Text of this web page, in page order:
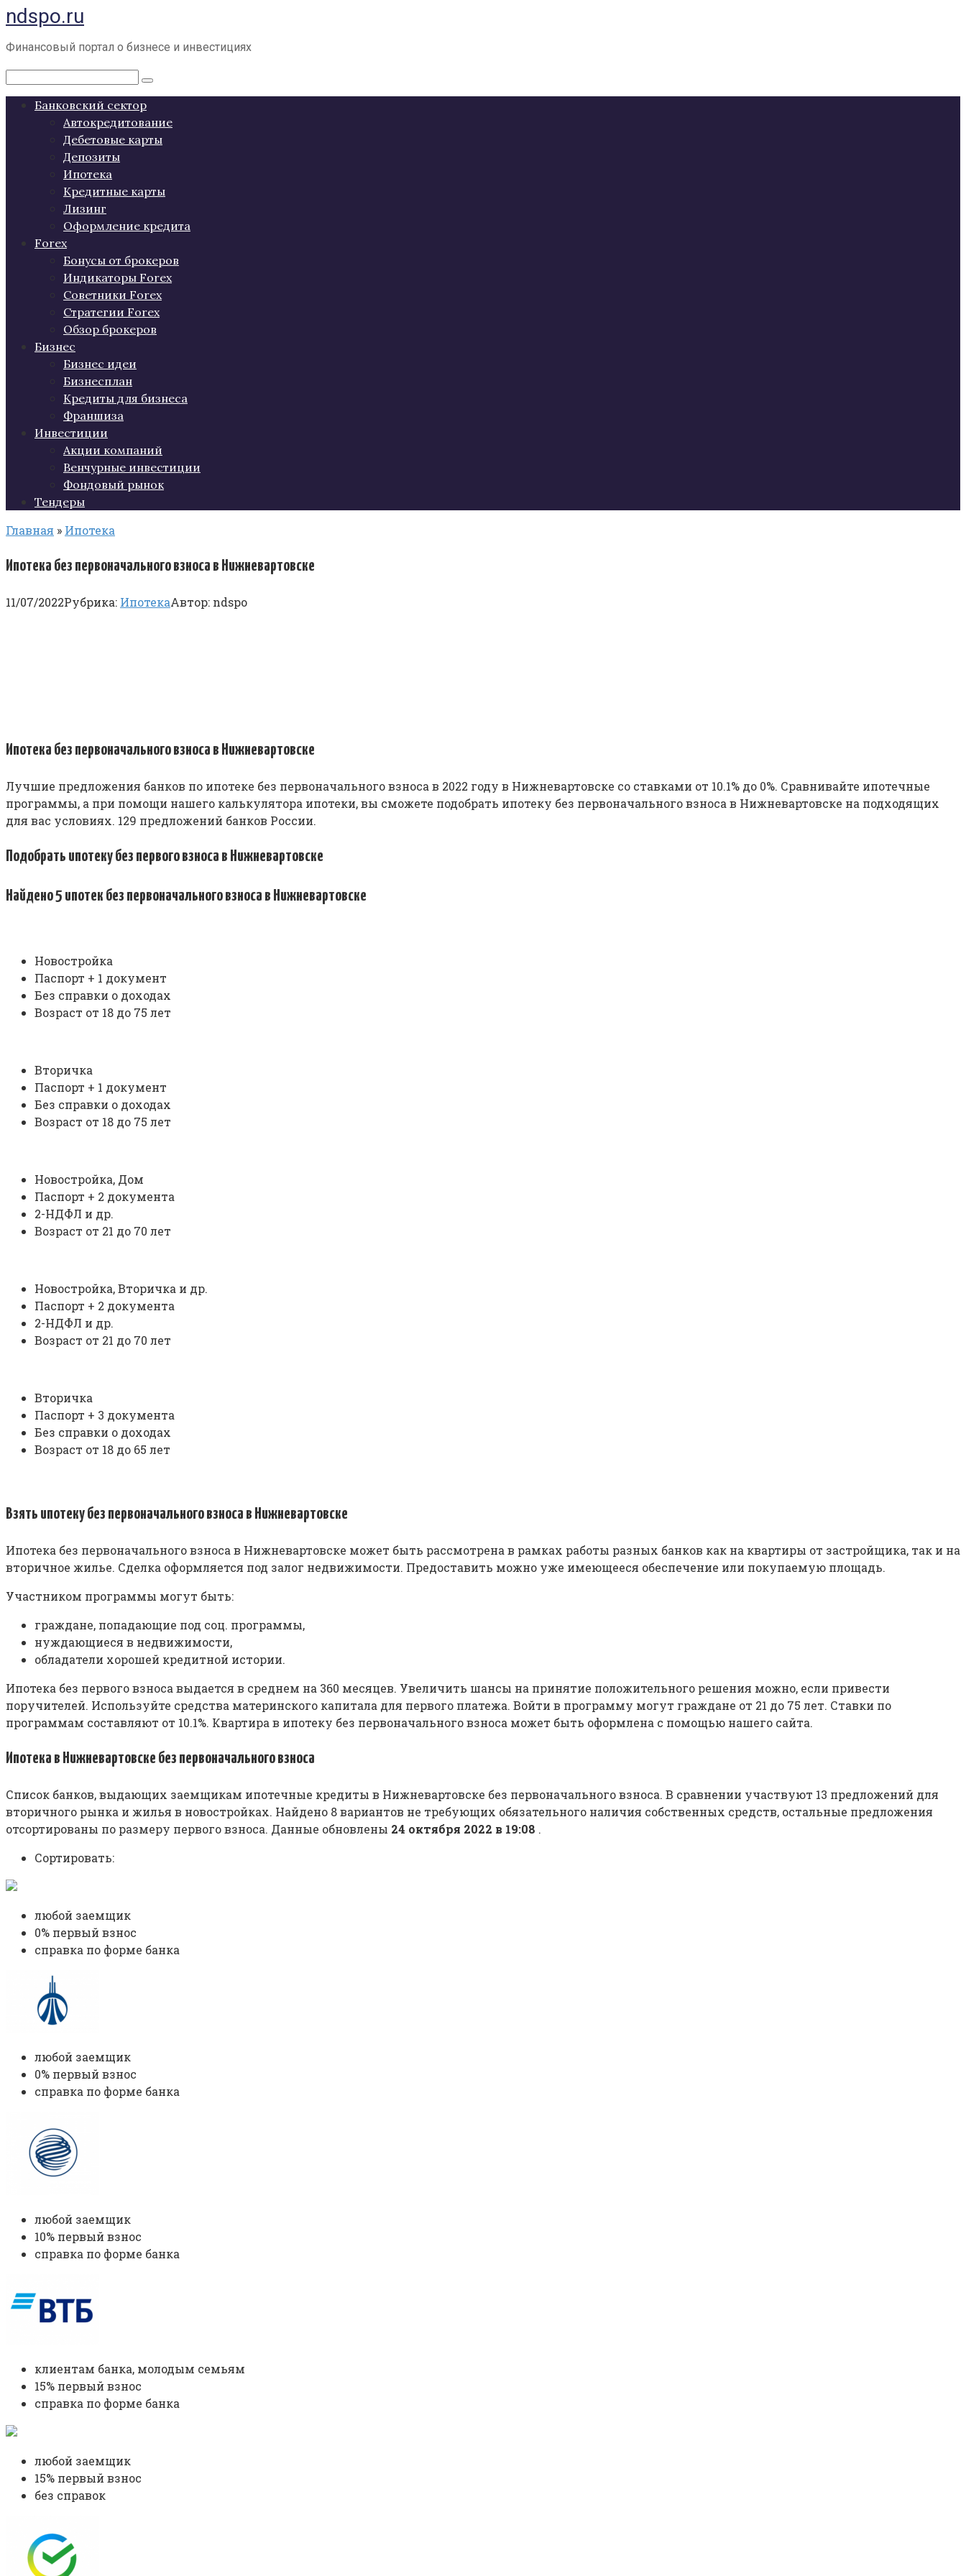
Перейти
к
контенту
ndspo.ru
Финансовый портал о бизнесе и инвестициях
Поиск:
Банковский сектор
Автокредитование
Дебетовые карты
Депозиты
Ипотека
Кредитные карты
Лизинг
Оформление кредита
Forex
Бонусы от брокеров
Индикаторы Forex
Советники Forex
Стратегии Forex
Обзор брокеров
Бизнес
Бизнес идеи
Бизнесплан
Кредиты для бизнеса
Франшиза
Инвестиции
Акции компаний
Венчурные инвестиции
Фондовый рынок
Тендеры
Главная » Ипотека
Ипотека без первоначального взноса в Нижневартовске
11/07/2022Рубрика: ИпотекаАвтор: ndspo
Ипотека без первоначального взноса в Нижневартовске
Лучшие предложения банков по ипотеке без первоначального взноса в 2022 году в Нижневартовске со ставками от 10.1% до 0%. Сравнивайте ипотечные
программы, а при помощи нашего калькулятора ипотеки, вы сможете подобрать ипотеку без первоначального взноса в Нижневартовске на подходящих
для вас условиях. 129 предложений банков России.
Подобрать ипотеку без первого взноса в Нижневартовске
Найдено 5 ипотек без первоначального взноса в Нижневартовске
Новостройка
Паспорт + 1 документ
Без справки о доходах
Возраст от 18 до 75 лет
Вторичка
Паспорт + 1 документ
Без справки о доходах
Возраст от 18 до 75 лет
Новостройка, Дом
Паспорт + 2 документа
2-НДФЛ и др.
Возраст от 21 до 70 лет
Новостройка, Вторичка и др.
Паспорт + 2 документа
2-НДФЛ и др.
Возраст от 21 до 70 лет
Вторичка
Паспорт + 3 документа
Без справки о доходах
Возраст от 18 до 65 лет
Взять ипотеку без первоначального взноса в Нижневартовске
Ипотека без первоначального взноса в Нижневартовске может быть рассмотрена в рамках работы разных банков как на квартиры от застройщика, так и на
вторичное жилье. Сделка оформляется под залог недвижимости. Предоставить можно уже имеющееся обеспечение или покупаемую площадь.
Участником программы могут быть:
граждане, попадающие под соц. программы,
нуждающиеся в недвижимости,
обладатели хорошей кредитной истории.
Ипотека без первого взноса выдается в среднем на 360 месяцев. Увеличить шансы на принятие положительного решения можно, если привести
поручителей. Используйте средства материнского капитала для первого платежа. Войти в программу могут граждане от 21 до 75 лет. Ставки по
программам составляют от 10.1%. Квартира в ипотеку без первоначального взноса может быть оформлена с помощью нашего сайта.
Ипотека в Нижневартовске без первоначального взноса
Список банков, выдающих заемщикам ипотечные кредиты в Нижневартовске без первоначального взноса. В сравнении участвуют 13 предложений для
вторичного рынка и жилья в новостройках. Найдено 8 вариантов не требующих обязательного наличия собственных средств, остальные предложения
отсортированы по размеру первого взноса. Данные обновлены 24 октября 2022 в 19:08 .
Сортировать:
любой заемщик
0% первый взнос
справка по форме банка
любой заемщик
0% первый взнос
справка по форме банка
любой заемщик
10% первый взнос
справка по форме банка
клиентам банка, молодым семьям
15% первый взнос
справка по форме банка
любой заемщик
15% первый взнос
без справок